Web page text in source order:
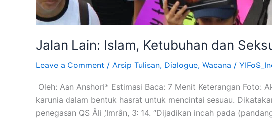
Jalan Lain: Islam, Ketubuhan dan
Leave a Comment / Arsip Tulisan, Dialogue, Wacana /
Oleh: Aan Anshori* Estimasi Baca: 7 Menit Keterangan
karunia dalam bentuk hasrat untuk mencintai sesuau.
penegasan QS Âli ‚’Imrân, 3: 14. “Dijadikan indah pada